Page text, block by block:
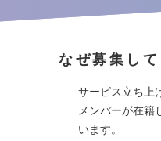
なぜ募集し
サービス立ち上
メンバーが在籍
います。